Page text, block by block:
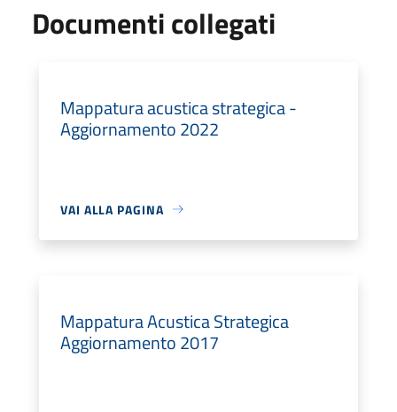
Documenti collegati
Mappatura acustica strategica -
Aggiornamento 2022
VAI ALLA PAGINA
Mappatura Acustica Strategica
Aggiornamento 2017